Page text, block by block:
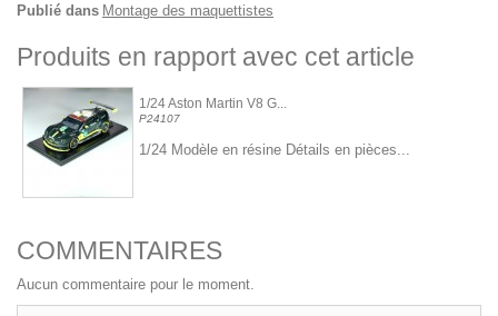
Publié dans Montage des maquettistes
Produits en rapport avec cet article
1/24 Aston Martin V8 G...
P24107
1/24 Modèle en résine Détails en pièces...
COMMENTAIRES
Aucun commentaire pour le moment.